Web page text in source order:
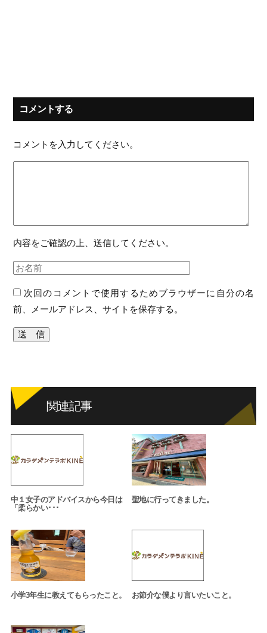
コメントする
コメントを入力してください。
内容をご確認の上、送信してください。
次回のコメントで使用するためブラウザーに自分の名
前、メールアドレス、サイトを保存する。
関連記事
中１女子のアドバイスから今日は
「柔らかい･･･
聖地に行ってきました。
小学3年生に教えてもらったこと。 お節介な僕より言いたいこと。